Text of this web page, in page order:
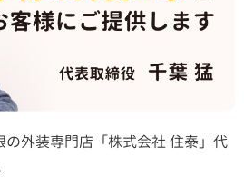
の外装専門店「株式会社 住泰」代